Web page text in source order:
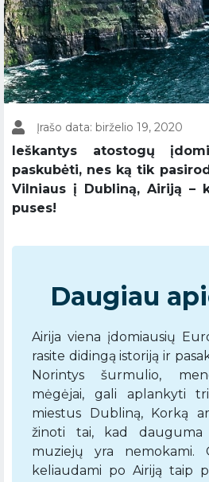
Įrašo data: birželio 19, 2020
Ieškantys atostogų
paskubėti, nes ką tik
Vilniaus į Dubliną, Airiją –
puses!
Daugiau
Airija viena įdomiausių
rasite didingą istoriją ir
Norintys šurmulio,
mėgėjai, gali aplankyti
miestus Dubliną, Korką
žinoti tai, kad dauguma
muziejų yra nemokami.
keliaudami po Airiją taip